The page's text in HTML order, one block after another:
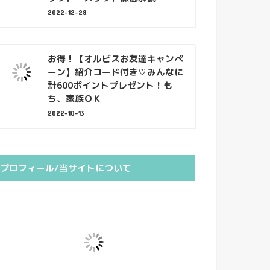
2022-12-28
お得！【オルビスお友達キャンペ
ーン】紹介コード付き♡みんなに
計600ポイントプレゼント！も
ち、家族ＯＫ
2022-10-13
プロフィール/当サイトについて